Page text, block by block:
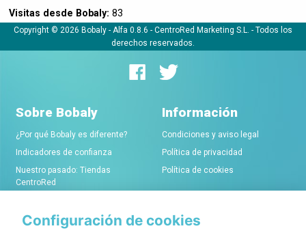
Visitas desde Bobaly: 83
Copyright © 2026 Bobaly - Alfa 0.8.6 - CentroRed Marketing S.L. - Todos los
derechos reservados.
Sobre Bobaly
¿Por qué Bobaly es diferente?
Indicadores de confianza
Nuestro pasado: Tiendas
CentroRed
Información
Condiciones y aviso legal
Política de privacidad
Política de cookies
Comerciantes Conócenos
Configuración de cookies